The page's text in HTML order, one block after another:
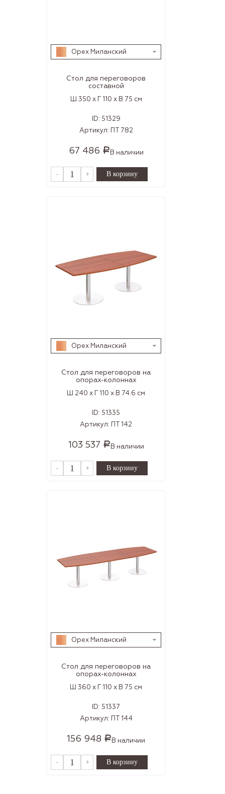
Орех Миланский
Стол для переговоров
составной
Ш 350 x Г 110 x В 75 см
ID: 51329
Артикул: ПТ 782
67 486 РВ наличии
- +
Орех Миланский
Стол для переговоров на
опорах-колоннах
Ш 240 x Г 110 x В 74.6 см
ID: 51335
Артикул: ПТ 142
103 537 РВ наличии
- +
Орех Миланский
Стол для переговоров на
опорах-колоннах
Ш 360 x Г 110 x В 75 см
ID: 51337
Артикул: ПТ 144
156 948 РВ наличии
- +